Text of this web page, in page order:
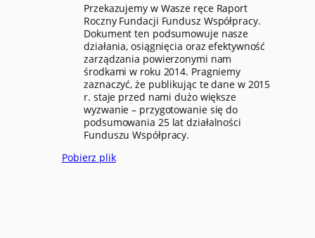
Przekazujemy w Wasze ręce Raport
Roczny Fundacji Fundusz Współpracy.
Dokument ten podsumowuje nasze
działania, osiągnięcia oraz efektywność
zarządzania powierzonymi nam
środkami w roku 2014. Pragniemy
zaznaczyć, że publikując te dane w 2015
r. staje przed nami dużo większe
wyzwanie – przygotowanie się do
podsumowania 25 lat działalności
Funduszu Współpracy.
Pobierz plik